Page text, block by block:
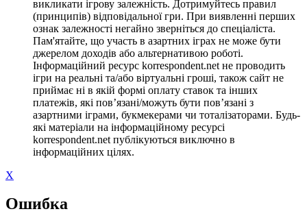
викликати ігрову залежність. Дотримуйтесь правил
(принципів) відповідальної гри. При виявленні перших
ознак залежності негайно зверніться до спеціаліста.
Пам'ятайте, що участь в азартних іграх не може бути
джерелом доходів або альтернативою роботі.
Інформаційний ресурс korrespondent.net не проводить
ігри на реальні та/або віртуальні гроші, також сайт не
приймає ні в якій формі оплату ставок та інших
платежів, які пов’язані/можуть бути пов’язані з
азартними іграми, букмекерами чи тоталізаторами. Будь-
які матеріали на інформаційному ресурсі
korrespondent.net публікуються виключно в
інформаційних цілях.
X
Ошибка